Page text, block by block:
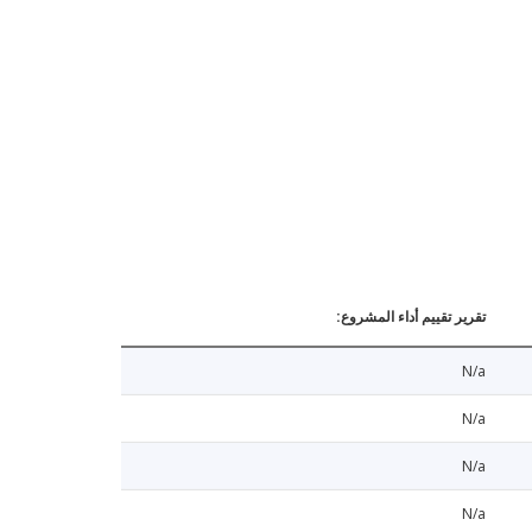
تقرير تقييم أداء المشروع:
N/a
N/a
N/a
N/a